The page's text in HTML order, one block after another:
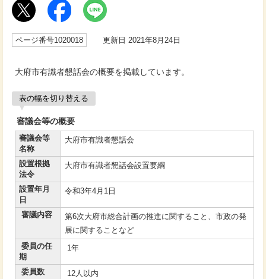
ページ番号1020018 更新日 2021年8月24日
大府市有識者懇話会の概要を掲載しています。
表の幅を切り替える
審議会等の概要
審議会等
名称
大府市有識者懇話会
設置根拠
法令
大府市有識者懇話会設置要綱
設置年月
日
令和3年4月1日
審議内容
第6次大府市総合計画の推進に関すること、市政の発
展に関することなど
委員の任
期
1年
委員数
12人以内